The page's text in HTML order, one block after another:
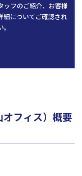
ッフのご紹介、お客様
細についてご確認され
フィス）概要